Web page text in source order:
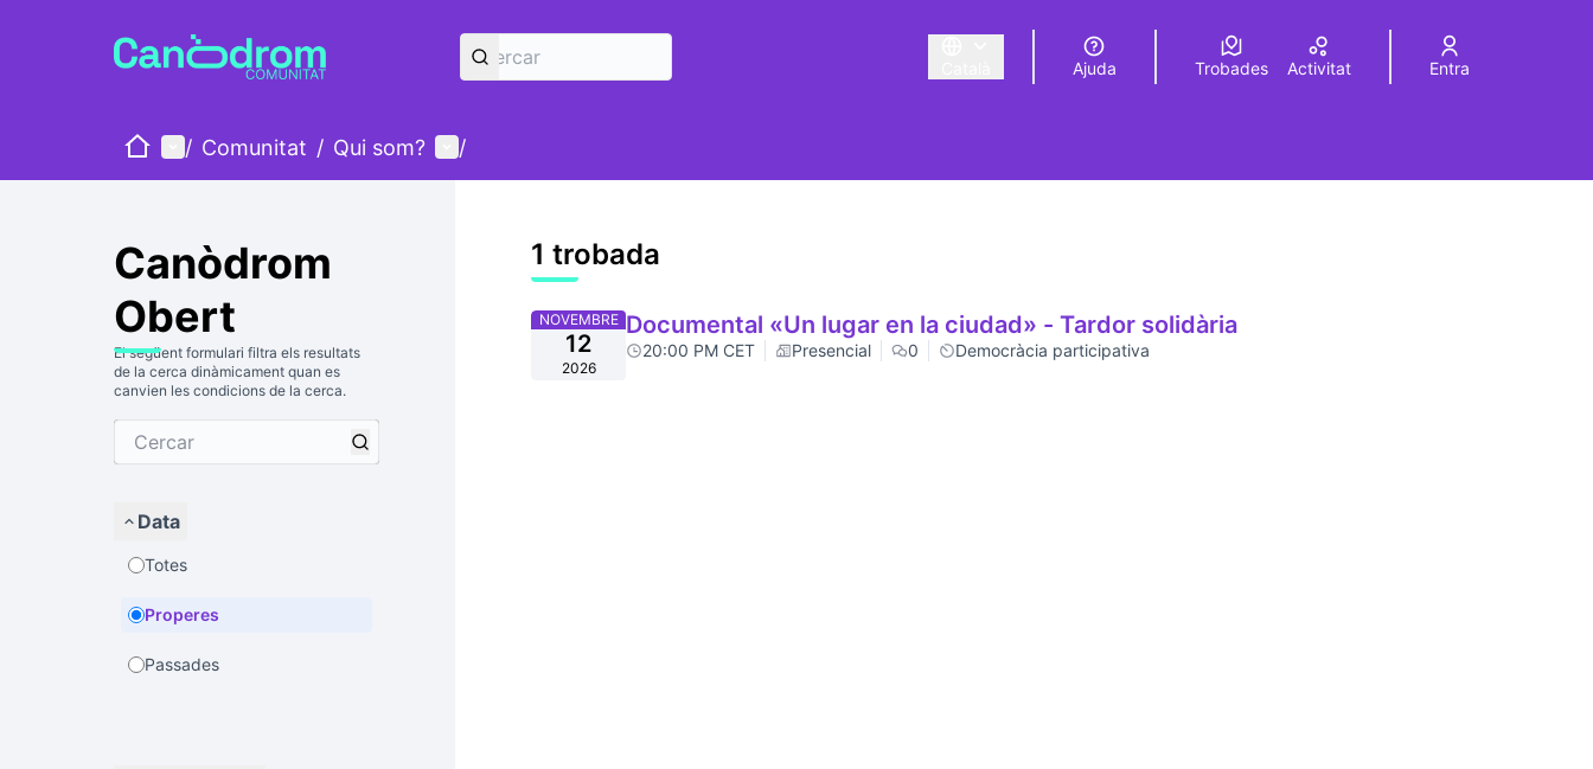
Triar la llengua Elegir el idioma Choose language
Ajuda Trobades Activitat Entra
IniciMenú principal
/ Comunitat / Qui som? Menú d'usuari
/
Canòdrom
Obert
El següent formulari filtra els resultats
de la cerca dinàmicament quan es
canvien les condicions de la cerca.
Data
Totes
Properes
Passades
1 trobada
NOVEMBRE
12
2026
Documental «Un lugar en la ciudad» - Tardor solidària
20:00 PM CET Presencial 0 Democràcia participativa